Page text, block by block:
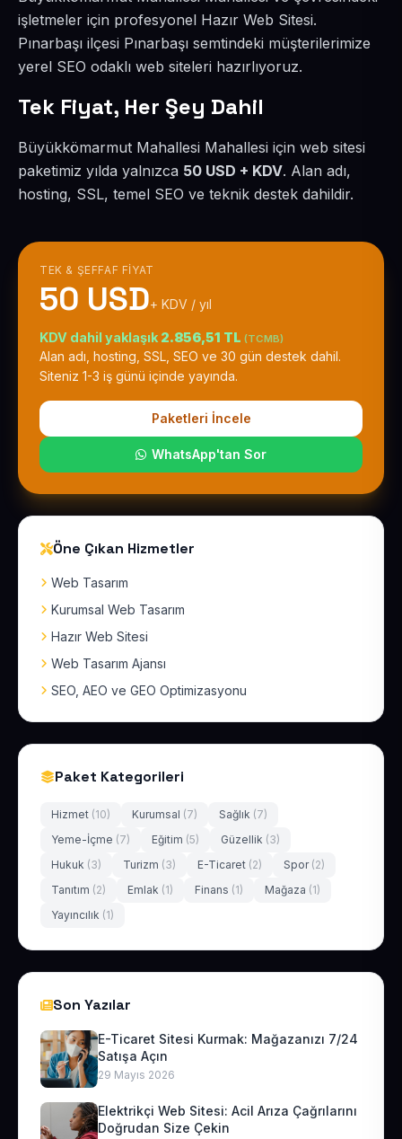
işletmeler için profesyonel Hazır Web Sitesi.
Pınarbaşı ilçesi Pınarbaşı semtindeki müşterilerimize
yerel SEO odaklı web siteleri hazırlıyoruz.
Tek Fiyat, Her Şey Dahil
Büyükkömarmut Mahallesi Mahallesi için web sitesi
paketimiz yılda yalnızca 50 USD + KDV. Alan adı,
hosting, SSL, temel SEO ve teknik destek dahildir.
TEK & ŞEFFAF FIYAT
50 USD+ KDV / yıl
KDV dahil yaklaşık 2.856,51 TL (TCMB)
Alan adı, hosting, SSL, SEO ve 30 gün destek dahil.
Siteniz 1-3 iş günü içinde yayında.
Paketleri İncele
WhatsApp'tan Sor
Öne Çıkan Hizmetler
Web Tasarım
Kurumsal Web Tasarım
Hazır Web Sitesi
Web Tasarım Ajansı
SEO, AEO ve GEO Optimizasyonu
Paket Kategorileri
Hizmet (10) Kurumsal (7) Sağlık (7)
Yeme-İçme (7) Eğitim (5) Güzellik (3)
Hukuk (3) Turizm (3) E-Ticaret (2) Spor (2)
Tanıtım (2) Emlak (1) Finans (1) Mağaza (1)
Yayıncılık (1)
Son Yazılar
E-Ticaret Sitesi Kurmak: Mağazanızı 7/24
Satışa Açın
29 Mayıs 2026
Elektrikçi Web Sitesi: Acil Arıza Çağrılarını
Doğrudan Size Çekin